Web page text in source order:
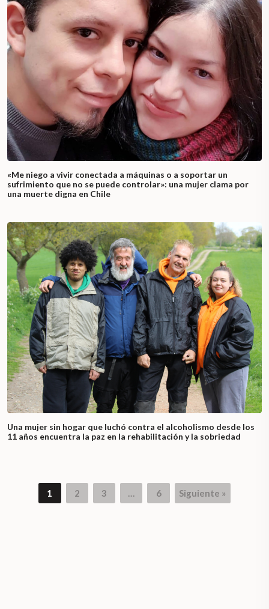
«Me niego a vivir conectada a máquinas o a soportar un
sufrimiento que no se puede controlar»: una mujer clama por
una muerte digna en Chile
Una mujer sin hogar que luchó contra el alcoholismo desde los
11 años encuentra la paz en la rehabilitación y la sobriedad
Page
1
Page
2
Page
3 …
Page
6 Siguiente »